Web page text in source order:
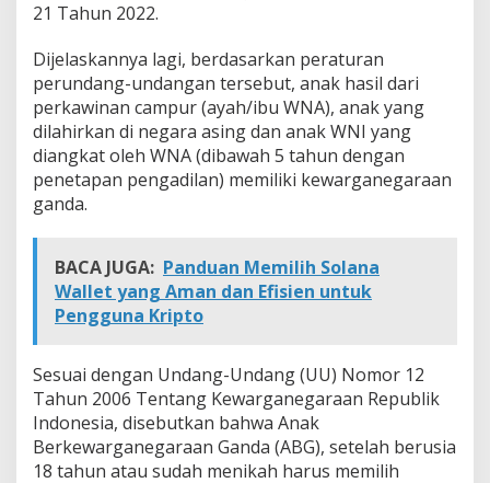
21 Tahun 2022.
Dijelaskannya lagi, berdasarkan peraturan
perundang-undangan tersebut, anak hasil dari
perkawinan campur (ayah/ibu WNA), anak yang
dilahirkan di negara asing dan anak WNI yang
diangkat oleh WNA (dibawah 5 tahun dengan
penetapan pengadilan) memiliki kewarganegaraan
ganda.
BACA JUGA: Panduan Memilih Solana
Wallet yang Aman dan Efisien untuk
Pengguna Kripto
Sesuai dengan Undang-Undang (UU) Nomor 12
Tahun 2006 Tentang Kewarganegaraan Republik
Indonesia, disebutkan bahwa Anak
Berkewarganegaraan Ganda (ABG), setelah berusia
18 tahun atau sudah menikah harus memilih